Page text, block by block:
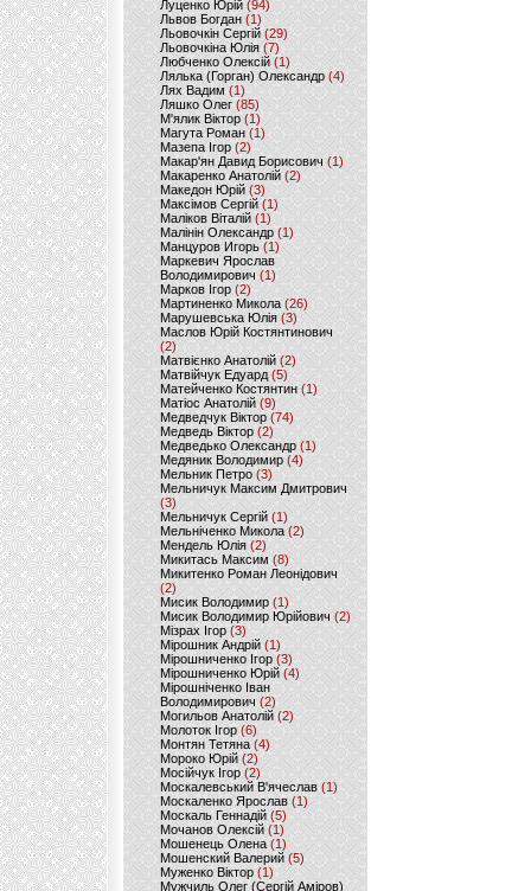
Луценко Юрій (94)
Львов Богдан (1)
Льовочкін Сергій (29)
Льовочкіна Юлія(7)
Любченко Олексій(1)
Лялька (Горган) Олександр(4)
Лях Вадим (1)
Ляшко Олег (85)
М'ялик Віктор(1)
Магута Роман(1)
Мазепа Ігор (2)
Макар'ян Давид Борисович(1)
Макаренко Анатолій (2)
Македон Юрій(3)
Максімов Сергій (1)
Маліков Віталій (1)
Малінін Олександр (1)
Манцуров Игорь (1)
Маркевич Ярослав
Володимирович (1)
Марков Ігор (2)
Мартиненко Микола (26)
Марушевська Юлія (3)
Маслов Юрій Костянтинович
(2)
Матвієнко Анатолій (2)
Матвійчук Едуард(5)
Матейченко Костянтин (1)
Матіос Анатолій (9)
Медведчук Віктор(74)
Медведь Віктор (2)
Медведько Олександр (1)
Медяник Володимир(4)
Мельник Петро (3)
Мельничук Максим Дмитрович
(3)
Мельничук Сергій (1)
Мельніченко Микола (2)
Мендель Юлія (2)
Микитась Максим (8)
Микитенко Роман Леонідович
(2)
Мисик Володимир (1)
Мисик Володимир Юрійович(2)
Мізрах Ігор(3)
Мірошник Андрій(1)
Мірошниченко Ігор (3)
Мірошниченко Юрій(4)
Мірошніченко Іван
Володимирович (2)
Могильов Анатолій (2)
Молоток Ігор (6)
Монтян Тетяна (4)
Мороко Юрій(2)
Мосійчук Ігор (2)
Москалевський В'ячеслав (1)
Москаленко Ярослав (1)
Москаль Геннадій (5)
Мочанов Олексій(1)
Мошенець Олена(1)
Мошенский Валерий (5)
Муженко Віктор (1)
Мужчиль Олег (Сергій Аміров)